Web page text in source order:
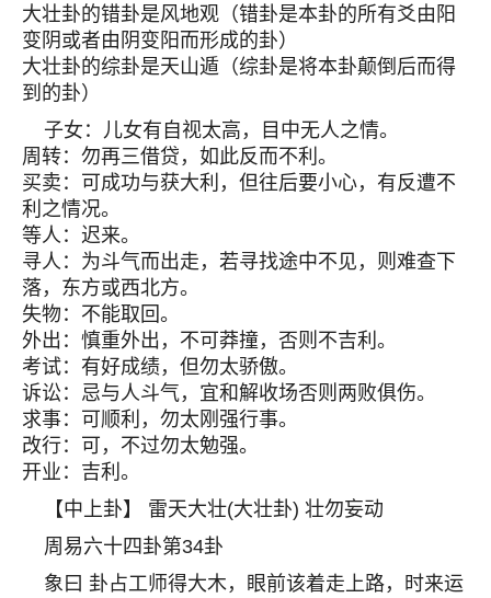
大壮卦的错卦是风地观（错卦是本卦的所有爻由阳
变阴或者由阴变阳而形成的卦）
大壮卦的综卦是天山遁（综卦是将本卦颠倒后而得
到的卦）
子女：儿女有自视太高，目中无人之情。
周转：勿再三借贷，如此反而不利。
买卖：可成功与获大利，但往后要小心，有反遭不
利之情况。
等人：迟来。
寻人：为斗气而出走，若寻找途中不见，则难查下
落，东方或西北方。
失物：不能取回。
外出：慎重外出，不可莽撞，否则不吉利。
考试：有好成绩，但勿太骄傲。
诉讼：忌与人斗气，宜和解收场否则两败俱伤。
求事：可顺利，勿太刚强行事。
改行：可，不过勿太勉强。
开业：吉利。
【中上卦】 雷天大壮(大壮卦) 壮勿妄动
周易六十四卦第34卦
象曰 卦占工师得大木，眼前该着走上路，时来运